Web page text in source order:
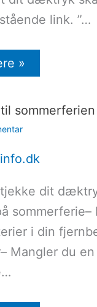
link. ”…
»
sommerferien
dit
sommerferie–
i din
Mangler du en